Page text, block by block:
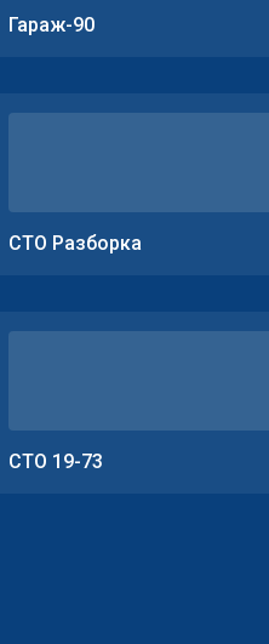
Гараж-90
СТО Разборка
СТО 19-73